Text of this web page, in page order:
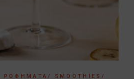
ΡΟΦΉΜΑΤΑ/ SMOOTHIES/